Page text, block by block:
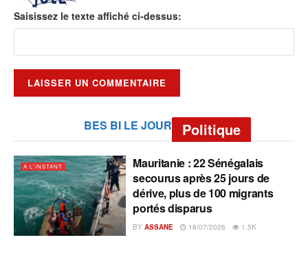
Saisissez le texte affiché ci-dessus:
BES BI LE JOUR Politique
A L'INSTANT
Mauritanie : 22 Sénégalais
secourus après 25 jours de
dérive, plus de 100 migrants
portés disparus
BY ASSANE 18/07/2026 1.5K